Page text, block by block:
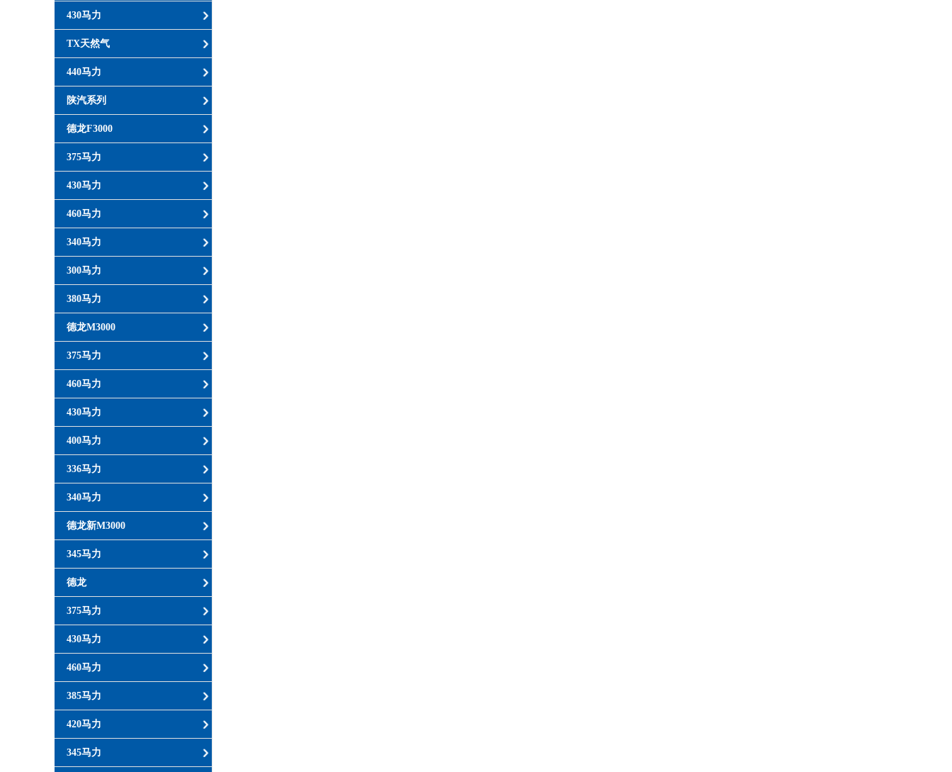
430马力
TX天然气
440马力
陕汽系列
德龙F3000
375马力
430马力
460马力
340马力
300马力
380马力
德龙M3000
375马力
460马力
430马力
400马力
336马力
340马力
德龙新M3000
345马力
德龙
375马力
430马力
460马力
385马力
420马力
345马力